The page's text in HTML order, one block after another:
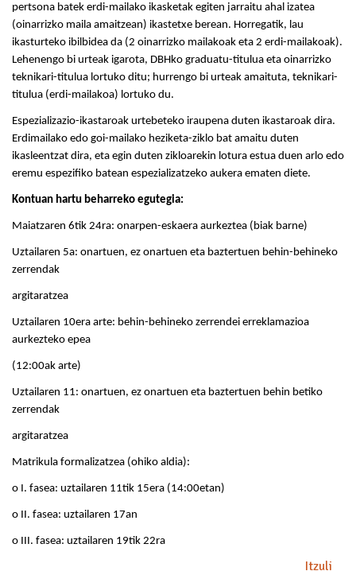
pertsona batek erdi-mailako ikasketak egiten jarraitu ahal izatea
(oinarrizko maila amaitzean) ikastetxe berean. Horregatik, lau
ikasturteko ibilbidea da (2 oinarrizko mailakoak eta 2 erdi-mailakoak).
Lehenengo bi urteak igarota, DBHko graduatu-titulua eta oinarrizko
teknikari-titulua lortuko ditu; hurrengo bi urteak amaituta, teknikari-
titulua (erdi-mailakoa) lortuko du.
Espezializazio-ikastaroak urtebeteko iraupena duten ikastaroak dira.
Erdimailako edo goi-mailako heziketa-ziklo bat amaitu duten
ikasleentzat dira, eta egin duten zikloarekin lotura estua duen arlo edo
eremu espezifiko batean espezializatzeko aukera ematen diete.
Kontuan hartu beharreko egutegia:
Maiatzaren 6tik 24ra: onarpen-eskaera aurkeztea (biak barne)
Uztailaren 5a: onartuen, ez onartuen eta baztertuen behin-behineko
zerrendak
argitaratzea
Uztailaren 10era arte: behin-behineko zerrendei erreklamazioa
aurkezteko epea
(12:00ak arte)
Uztailaren 11: onartuen, ez onartuen eta baztertuen behin betiko
zerrendak
argitaratzea
Matrikula formalizatzea (ohiko aldia):
o I. fasea: uztailaren 11tik 15era (14:00etan)
o II. fasea: uztailaren 17an
o III. fasea: uztailaren 19tik 22ra
Itzuli